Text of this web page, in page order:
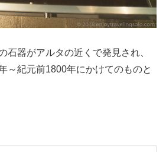
石器がアルタの近くで発見され、
～紀元前1800年にかけてのものと